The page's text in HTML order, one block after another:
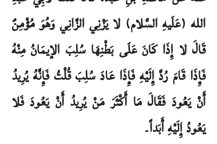
الله (عَلَيهِ السَّلام) لا يَزْنِي الزَّانِي وَهُوَ مُؤْمِنٌ
قَالَ لا إِذَا كَانَ عَلَى بَطْنِهَا سُلِبَ الإيمَانُ مِنْهُ
فَإِذَا قَامَ رُدَّ إِلَيْهِ فَإِذَا عَادَ سُلِبَ قُلْتُ فَإِنَّهُ يُرِيدُ
أَنْ يَعُودَ فَقَالَ مَا أَكْثَرَ مَنْ يُرِيدُ أَنْ يَعُودَ فَلا
يَعُودُ إِلَيْهِ أَبَداً۔